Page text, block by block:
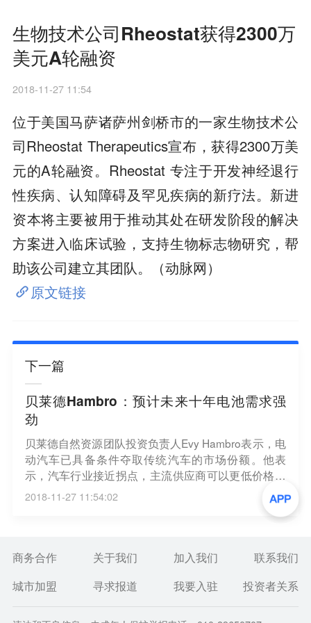
生物技术公司Rheostat获得2300万
美元A轮融资
2018-11-27 11:54
位于美国马萨诸萨州剑桥市的一家生物技术公
司Rheostat Therapeutics宣布，获得2300万美
元的A轮融资。Rheostat 专注于开发神经退行
性疾病、认知障碍及罕见疾病的新疗法。新进
资本将主要被用于推动其处在研发阶段的解决
方案进入临床试验，支持生物标志物研究，帮
助该公司建立其团队。（动脉网）
原文链接
下一篇
贝莱德Hambro：预计未来十年电池需求强
劲
贝莱德自然资源团队投资负责人Evy Hambro表示，电
动汽车已具备条件夺取传统汽车的市场份额。他表
示，汽车行业接近拐点，主流供应商可以更低价格提
供电动汽车。今后十年，当前主流技术的原材料需求
将会非常强劲，随着电动汽车销量的上升，锂、钴、
2018-11-27 11:54:02
商务合作 关于我们 加入我们
联系我们
城市加盟
寻求报道 我要入驻 投资者关系